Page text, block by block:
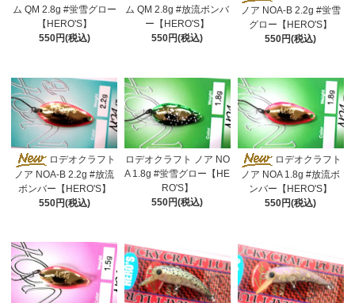
ム QM 2.8g #蛍雪グロー
【HERO'S】
550円(税込)
ム QM 2.8g #放流ボンバ
ー【HERO'S】
550円(税込)
ノア NOA-B 2.2g #蛍雪
グロー【HERO'S】
550円(税込)
ロデオクラフト
ノア NOA-B 2.2g #放流
ボンバー【HERO'S】
550円(税込)
ロデオクラフト ノア NO
A 1.8g #蛍雪グロー【HE
RO'S】
550円(税込)
ロデオクラフト
ノア NOA 1.8g #放流ボ
ンバー【HERO'S】
550円(税込)